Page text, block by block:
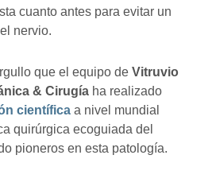
cuanto antes para evitar un
nervio.
que el equipo de Vitruvio
& Cirugía ha realizado
científica a nivel mundial
quirúrgica ecoguiada del
pioneros en esta patología.